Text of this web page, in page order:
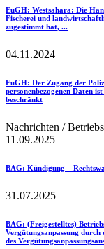
EuGH: Westsahara: Die
Fischerei und
zugestimmt hat, ...
04.11.2024
EuGH: Der Zugang der
personenbezogenen Daten
beschränkt
Nachrichten /
11.09.2025
BAG: Kündigung –
31.07.2025
BAG: (Freigestelltes)
Vergütungsanpassung
des